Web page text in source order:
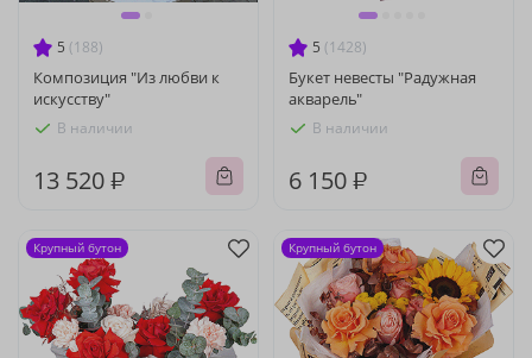
5 (188)
Композиция "Из любви к
искусству"
В наличии
13 520 ₽
5 (1428)
Букет невесты "Радужная
акварель"
В наличии
6 150 ₽
Крупный бутон Крупный бутон